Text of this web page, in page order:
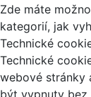
Zde máte
kategorií, jak
Technické
Technické
webové stránky
být vypnuty bez